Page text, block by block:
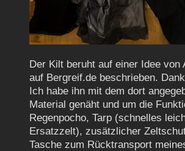
Der Kilt beruht auf einer Idee von
auf Bergreif.de beschrieben.
Ich habe ihn mit dem dort
Material genäht und um die
Regenpocho, Tarp (schnelles
Ersatzzelt), zusätzlicher
Tasche zum Rücktransport